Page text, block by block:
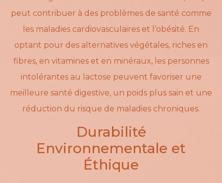
peut contribuer à des problèmes de santé comme
les maladies cardiovasculaires et l’obésité. En
optant pour des alternatives végétales, riches en
fibres, en vitamines et en minéraux, les personnes
intolérantes au lactose peuvent favoriser une
meilleure santé digestive, un poids plus sain et une
réduction du risque de maladies chroniques.
Durabilité
Environnementale et
Éthique